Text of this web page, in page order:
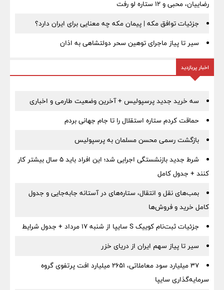
رضاییان، محبی و ۱۲ ستاره لو رفت
جزئیات توافق مکه | پیمان مکه چه معنایی برای ایران دارد؟
سیر تا پیاز ماجرای توهین سحر دولتشاهی به اذان
اخبار پربازدید
سه خرید جدید پرسپولیس + آخرین وضعیت طارمی و اخباری
حماقت کردم ستاره استقلال را تا جام جهانی بردم
بازگشت رسمی محسن مسلمان به پرسپولیس
شرط جدید بازنشستگی اجرایی شد؛ این افراد باید ۵ سال بیشتر کار
کنند + جدول کامل
بمب‌های نقل و انتقال، ستاره‌های در آستانه جابه‌جایی و جدول
کامل خرید و فروش‌ها
جزئیات ثبت‌نام کوییک S سایپا از شنبه ۱۷ مرداد + جدول شرایط
سیر تا پیاز سهم ایران از دریای خزر
۳۷ میلیارد سود معاملاتی، ۲۶۵۱ میلیارد افت پرتفوی گروه
سرمایه‌گذاری سایپا